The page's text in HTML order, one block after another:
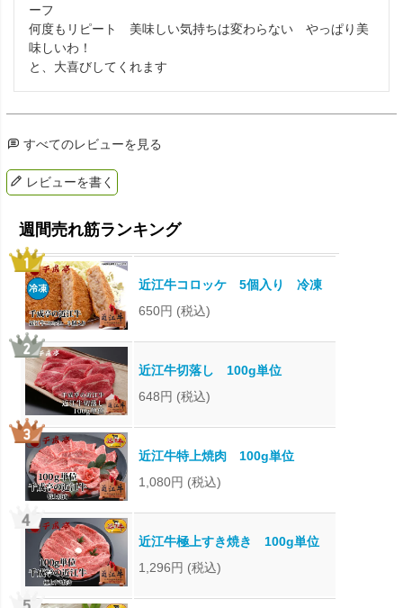
ーフ
何度もリピート　美味しい気持ちは変わらない　やっぱり美
味しいわ！
と、大喜びしてくれます
すべてのレビューを見る
レビューを書く
近江牛コロッケ 5個入り 冷凍
650円 (税込)
近江牛切落し 100g単位
648円 (税込)
近江牛特上焼肉 100g単位
1,080円 (税込)
近江牛極上すき焼き 100g単位
1,296円 (税込)